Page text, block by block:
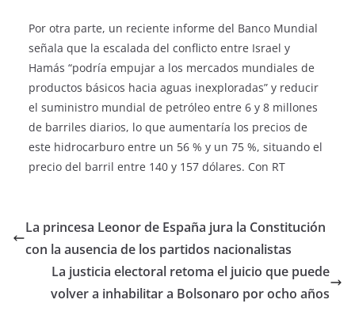
Por otra parte, un reciente informe del Banco Mundial
señala que la escalada del conflicto entre Israel y
Hamás “podría empujar a los mercados mundiales de
productos básicos hacia aguas inexploradas” y reducir
el suministro mundial de petróleo entre 6 y 8 millones
de barriles diarios, lo que aumentaría los precios de
este hidrocarburo entre un 56 % y un 75 %, situando el
precio del barril entre 140 y 157 dólares. Con RT
La princesa Leonor de España jura la Constitución
con la ausencia de los partidos nacionalistas
La justicia electoral retoma el juicio que puede
volver a inhabilitar a Bolsonaro por ocho años